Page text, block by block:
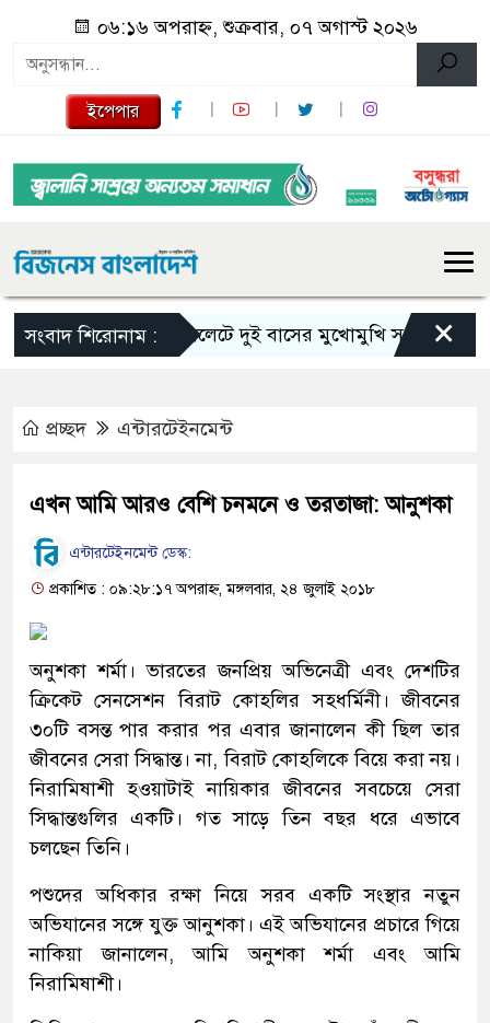
০৬:১৬ অপরাহ্ন, শুক্রবার, ০৭ অগাস্ট ২০২৬
ইপেপার
সংবাদ শিরোনাম :সিলেটে দুই বাসের মুখোমুখি সংঘর্ষে নিহত
×
প্রচ্ছদ এন্টারটেইনমেন্ট
এখন আমি আরও বেশি চনমনে ও তরতাজা: আনুশকা
এন্টারটেইনমেন্ট ডেস্ক:
প্রকাশিত : ০৯:২৮:১৭ অপরাহ্ন, মঙ্গলবার, ২৪ জুলাই ২০১৮
অনুশকা শর্মা। ভারতের জনপ্রিয় অভিনেত্রী এবং দেশটির
ক্রিকেট সেনসেশন বিরাট কোহলির সহধর্মিনী। জীবনের
৩০টি বসন্ত পার করার পর এবার জানালেন কী ছিল তার
জীবনের সেরা সিদ্ধান্ত। না, বিরাট কোহলিকে বিয়ে করা নয়।
নিরামিষাশী হওয়াটাই নায়িকার জীবনের সবচেয়ে সেরা
সিদ্ধান্তগুলির একটি। গত সাড়ে তিন বছর ধরে এভাবে
চলছেন তিনি।
পশুদের অধিকার রক্ষা নিয়ে সরব একটি সংস্থার নতুন
অভিযানের সঙ্গে যুক্ত আনুশকা। এই অভিযানের প্রচারে গিয়ে
নাকিয়া জানালেন, আমি অনুশকা শর্মা এবং আমি
নিরামিষাশী।